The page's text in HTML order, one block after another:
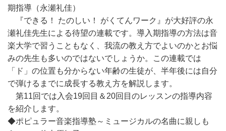
期指導（永瀬礼佳）
『できる！ たのしい！ がくてんワーク』が大好評の永
瀬礼佳先生による待望の連載です。導入期指導の方法は音
楽大学で習うこともなく、我流の教え方でよいのかとお悩
みの先生も多いのではないでしょうか。この連載では
「ド」の位置も分からない年齢の生徒が、半年後には自分
で弾けるまでに成長する教え方を解説します。
第11回では入会19回目＆20回目のレッスンの指導内容
を紹介します。
◆ポピュラー音楽指導塾～ミュージカルの名曲に親しも